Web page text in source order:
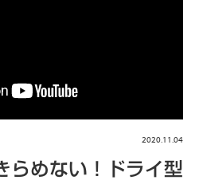
2020.11.04
らめない！ドライ型